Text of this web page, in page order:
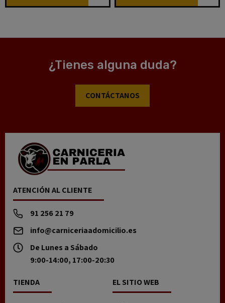
¿Tienes alguna duda?
CONTÁCTANOS
ATENCIÓN AL CLIENTE
91 256 21 79
info@carniceriaadomicilio.es
De Lunes a Sábado
9:00-14:00, 17:00-20:30
TIENDA EL SITIO WEB